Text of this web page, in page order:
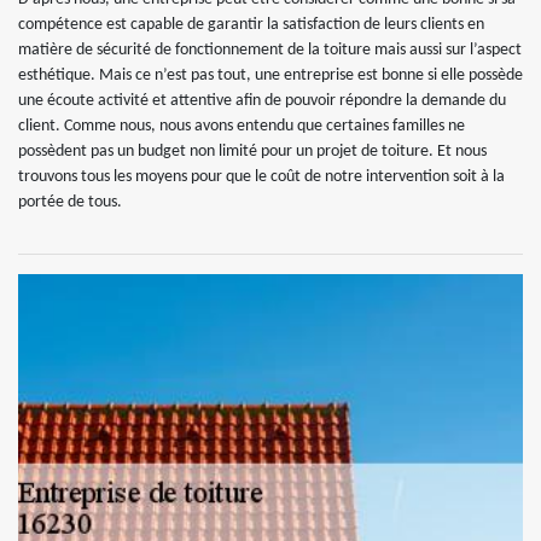
compétence est capable de garantir la satisfaction de leurs clients en
matière de sécurité de fonctionnement de la toiture mais aussi sur l’aspect
esthétique. Mais ce n’est pas tout, une entreprise est bonne si elle possède
une écoute activité et attentive afin de pouvoir répondre la demande du
client. Comme nous, nous avons entendu que certaines familles ne
possèdent pas un budget non limité pour un projet de toiture. Et nous
trouvons tous les moyens pour que le coût de notre intervention soit à la
portée de tous.